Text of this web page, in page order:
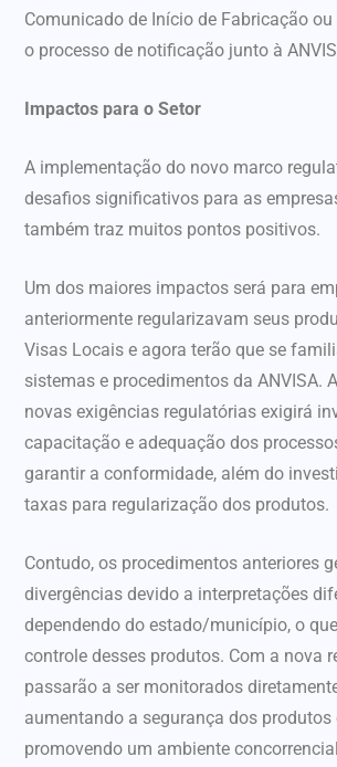
Comunicado de Início de Fabricação
o processo de notificação junto à
Impactos para o Setor
A implementação do novo marco
desafios significativos para as
também traz muitos pontos positivos.
Um dos maiores impactos será para
anteriormente regularizavam seus
Visas Locais e agora terão que se
sistemas e procedimentos da ANVISA.
novas exigências regulatórias exigirá
capacitação e adequação dos
garantir a conformidade, além do
taxas para regularização dos produtos.
Contudo, os procedimentos anteriores
divergências devido a interpretações
dependendo do estado/município, o
controle desses produtos. Com a nova
passarão a ser monitorados
aumentando a segurança dos produtos
promovendo um ambiente